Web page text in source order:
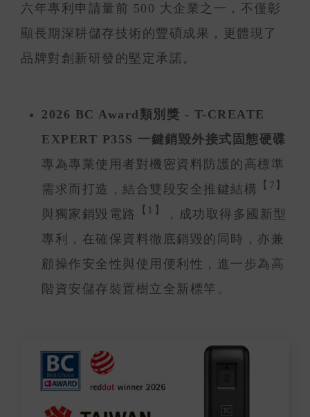
六年專利申請量前 500 大企業之一，不僅彰
顯長期深耕儲存技術的豐碩成果，更體現了
品牌對創新研發的堅定承諾。
2026 BC Award類別獎 - T-CREATE
EXPERT P35S 一鍵銷毀外接式固態硬碟
專為專業使用者對機密資料防護的高標準
需求而打造，結合雙段安全推鍵結構
【7】
與獨家銷毀電路 【1】
，成功取得多國新型
專利，在確保資料徹底銷毀的同時，亦兼
顧操作安全性與使用便利性，進一步為高
階資安儲存裝置樹立全新標竿。